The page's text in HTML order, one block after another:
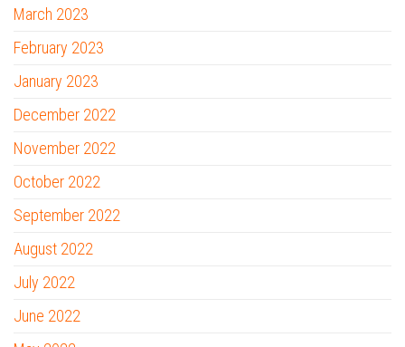
March 2023
February 2023
January 2023
December 2022
November 2022
October 2022
September 2022
August 2022
July 2022
June 2022